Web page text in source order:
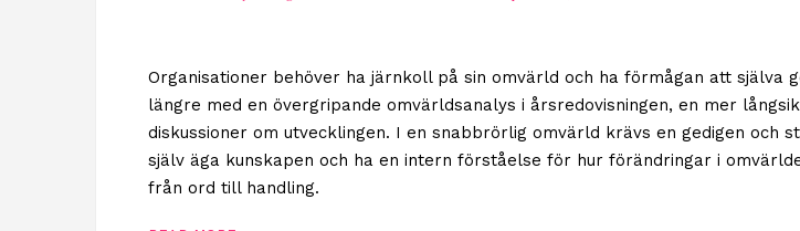
Organisationer behöver ha järnkoll på sin omvärld och ha förmågan att
längre med en övergripande omvärldsanalys i årsredovisningen, en mer
diskussioner om utvecklingen. I en snabbrörlig omvärld krävs en gedigen och
själv äga kunskapen och ha en intern förståelse för hur förändringar i
från ord till handling.